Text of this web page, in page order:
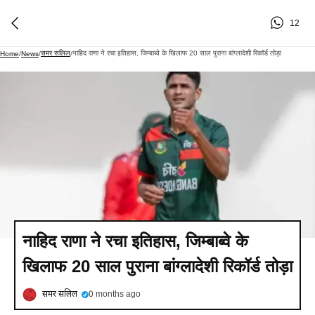
12
Home/News/समर सलिल/नाहिद राणा ने रचा इतिहास, जिम्बाब्वे के खिलाफ 20 साल पुराना बांग्लादेशी रिकॉर्ड तोड़ा
नाहिद राणा ने रचा इतिहास, जिम्बाब्वे के
खिलाफ 20 साल पुराना बांग्लादेशी रिकॉर्ड तोड़ा
समर सलिल 0 months ago